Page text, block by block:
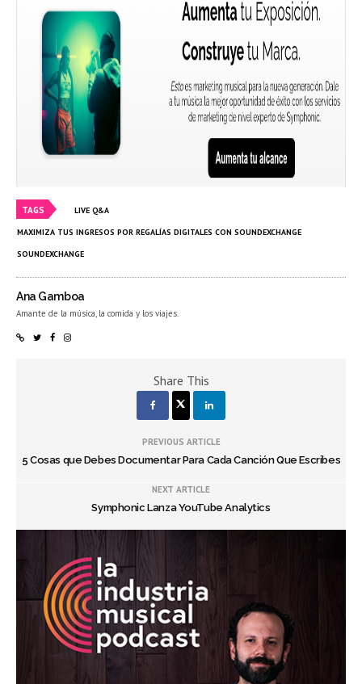
TAGS LIVE Q&A
MAXIMIZA TUS INGRESOS POR REGALÍAS DIGITALES CON SOUNDEXCHANGE
SOUNDEXCHANGE
Ana Gamboa
Amante de la música, la comida y los viajes.
Share This
PREVIOUS ARTICLE
5 Cosas que Debes Documentar Para Cada Canción Que Escribes
NEXT ARTICLE
Symphonic Lanza YouTube Analytics